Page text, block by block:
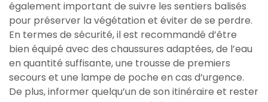
également important de suivre les sentiers balisés
pour préserver la végétation et éviter de se perdre.
En termes de sécurité, il est recommandé d’être
bien équipé avec des chaussures adaptées, de l’eau
en quantité suffisante, une trousse de premiers
secours et une lampe de poche en cas d’urgence.
De plus, informer quelqu’un de son itinéraire et rester